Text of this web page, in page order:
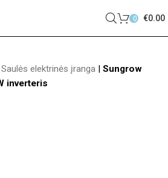
0 €0.00
Saulės elektrinės įranga | Sungrow
inverteris